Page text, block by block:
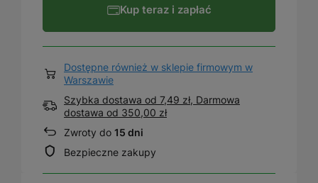
Kup teraz i zapłać
Dostępne również w sklepie firmowym w
Warszawie
Szybka dostawa od 7,49 zł, Darmowa
dostawa od 350,00 zł
Zwroty do 15 dni
Bezpieczne zakupy